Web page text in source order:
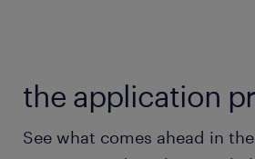
休日休暇
the application
See what comes ahead in